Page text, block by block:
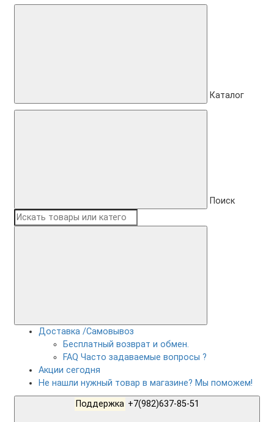
Каталог
Поиск
Доставка /Самовывоз
Бесплатный возврат и обмен.
FAQ Часто задаваемые вопросы ?
Акции сегодня
Не нашли нужный товар в магазине? Мы поможем!
Поддержка